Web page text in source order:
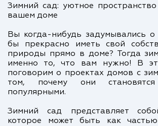
Зимний сад: уютное
вашем доме
Вы когда-нибудь задумывались
бы прекрасно иметь свой
природы прямо в доме? Тогда
именно то, что вам нужно! В
поговорим о проектах домов с
том, почему они
популярными.
Зимний сад представляет
которое может быть как